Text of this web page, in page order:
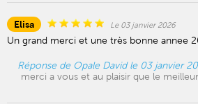
Elisa Le 03 janvier 2026
Un grand merci et une très bonne annee
Réponse de Opale David le 03 janvier
merci a vous et au plaisir que le